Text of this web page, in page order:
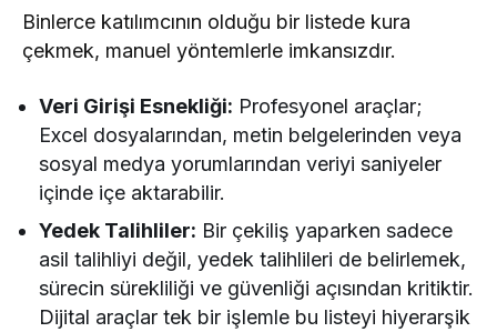
Binlerce katılımcının olduğu bir listede kura
çekmek, manuel yöntemlerle imkansızdır.
Veri Girişi Esnekliği: Profesyonel araçlar;
Excel dosyalarından, metin belgelerinden veya
sosyal medya yorumlarından veriyi saniyeler
içinde içe aktarabilir.
Yedek Talihliler: Bir çekiliş yaparken sadece
asil talihliyi değil, yedek talihlileri de belirlemek,
sürecin sürekliliği ve güvenliği açısından kritiktir.
Dijital araçlar tek bir işlemle bu listeyi hiyerarşik